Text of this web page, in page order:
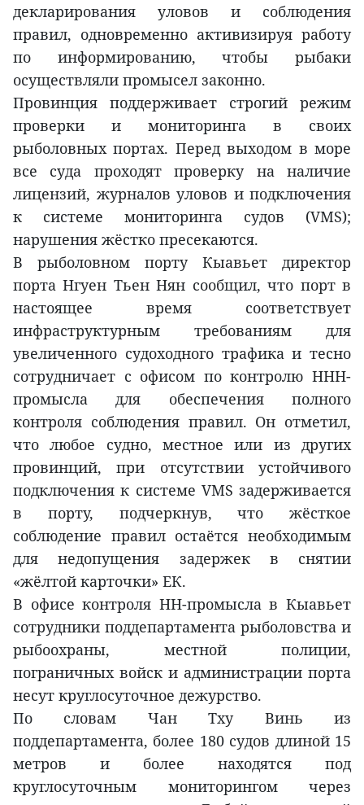
декларирования уловов и соблюдения
правил, одновременно активизируя работу
по информированию, чтобы рыбаки
осуществляли промысел законно.
Провинция поддерживает строгий режим
проверки и мониторинга в своих
рыболовных портах. Перед выходом в море
все суда проходят проверку на наличие
лицензий, журналов уловов и подключения
к системе мониторинга судов (VMS);
нарушения жёстко пресекаются.
В рыболовном порту Кыавьет директор
порта Нгуен Тьен Нян сообщил, что порт в
настоящее время соответствует
инфраструктурным требованиям для
увеличенного судоходного трафика и тесно
сотрудничает с офисом по контролю ННН-
промысла для обеспечения полного
контроля соблюдения правил. Он отметил,
что любое судно, местное или из других
провинций, при отсутствии устойчивого
подключения к системе VMS задерживается
в порту, подчеркнув, что жёсткое
соблюдение правил остаётся необходимым
для недопущения задержек в снятии
«жёлтой карточки» ЕК.
В офисе контроля НН-промысла в Кыавьет
сотрудники поддепартамента рыболовства и
рыбоохраны, местной полиции,
пограничных войск и администрации порта
несут круглосуточное дежурство.
По словам Чан Тху Винь из
поддепартамента, более 180 судов длиной 15
метров и более находятся под
круглосуточным мониторингом через